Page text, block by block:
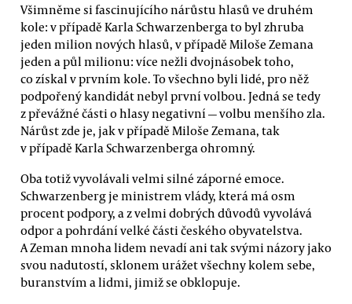
Všimněme si fascinujícího nárůstu hlasů ve druhém
kole: v případě Karla Schwarzenberga to byl zhruba
jeden milion nových hlasů, v případě Miloše Zemana
jeden a půl milionu: více nežli dvojnásobek toho,
co získal v prvním kole. To všechno byli lidé, pro něž
podpořený kandidát nebyl první volbou. Jedná se tedy
z převážné části o hlasy negativní — volbu menšího zla.
Nárůst zde je, jak v případě Miloše Zemana, tak
v případě Karla Schwarzenberga ohromný.
Oba totiž vyvolávali velmi silné záporné emoce.
Schwarzenberg je ministrem vlády, která má osm
procent podpory, a z velmi dobrých důvodů vyvolává
odpor a pohrdání velké části českého obyvatelstva.
A Zeman mnoha lidem nevadí ani tak svými názory jako
svou nadutostí, sklonem urážet všechny kolem sebe,
buranstvím a lidmi, jimiž se obklopuje.